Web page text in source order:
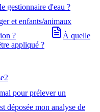
gestionnaire d'eau ?
et enfants/animaux
?
À quelle
appliqué ?
2
pour prélever un
déposée mon analyse de